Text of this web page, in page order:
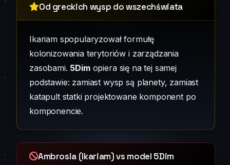
Od greckich wysp do wszechświata
Ikariam spopularyzował formułę
kolonizowania terytoriów i zarządzania
zasobami. 5Dimopiera się na tej samej
podstawie: zamiast wysp są planety, zamiast
katapult statki projektowane komponent po
komponencie.
Ambrosia (Ikariam) vs model 5Dim